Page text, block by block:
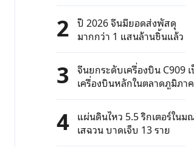
2 ปี 2026 จีนมียอดส่งพัสดุ
มากกว่า 1 แสนล้านชิ้นแล้ว
3 จีนยกระดับเครื่องบิน C909
เครื่องบินหลักในตลาดภูมิภา
4 แผ่นดินไหว 5.5 ริกเตอร์ในม
เสฉวน บาดเจ็บ 13 ราย